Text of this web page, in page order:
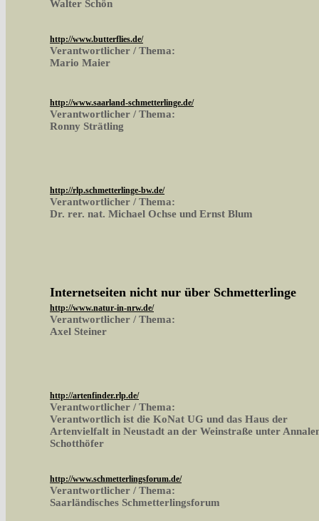
Walter Schön
http://www.butterflies.de/
Verantwortlicher / Thema:
Mario Maier
http://www.saarland-schmetterlinge.de/
Verantwortlicher / Thema:
Ronny Strätling
http://rlp.schmetterlinge-bw.de/
Verantwortlicher / Thema:
Dr. rer. nat. Michael Ochse und Ernst Blum
Internetseiten nicht nur über Schmetterlinge
http://www.natur-in-nrw.de/
Verantwortlicher / Thema:
Axel Steiner
http://artenfinder.rlp.de/
Verantwortlicher / Thema:
Verantwortlich ist die KoNat UG und das Haus der
Artenvielfalt in Neustadt an der Weinstraße unter
Schotthöfer
http://www.schmetterlingsforum.de/
Verantwortlicher / Thema:
Saarländisches Schmetterlingsforum